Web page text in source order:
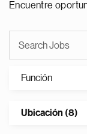
Encuentre
Función
Ubicación (8)